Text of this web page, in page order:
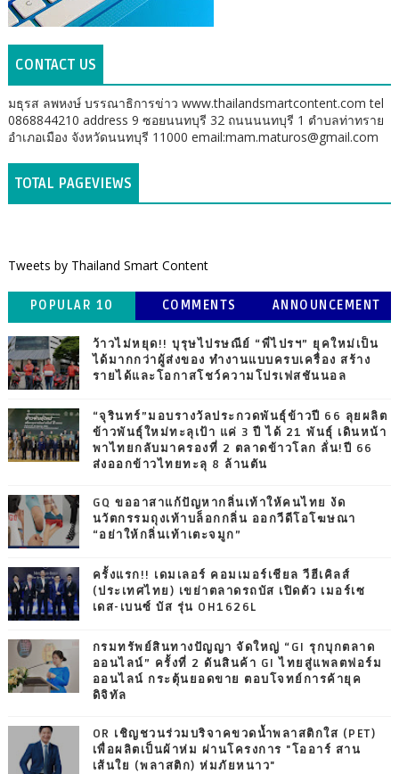
CONTACT US
มธุรส ลพหงษ์ บรรณาธิการข่าว www.thailandsmartcontent.com tel
0868844210 address 9 ซอยนนทบุรี 32 ถนนนนทบุรี 1 ตำบลท่าทราย
อำเภอเมือง จังหวัดนนทบุรี 11000 email:mam.maturos@gmail.com
TOTAL PAGEVIEWS
Tweets by Thailand Smart Content
POPULAR 10 COMMENTS ANNOUNCEMENT
ว้าวไม่หยุด!! บุรุษไปรษณีย์ “พี่ไปรฯ” ยุคใหม่เป็น
ได้มากกว่าผู้ส่งของ ทำงานแบบครบเครื่อง สร้าง
รายได้และโอกาสโชว์ความโปรเฟสชันนอล
“จุรินทร์”มอบรางวัลประกวดพันธุ์ข้าวปี 66 ลุยผลิต
ข้าวพันธุ์ใหม่ทะลุเป้า แค่ 3 ปี ได้ 21 พันธุ์ เดินหน้า
พาไทยกลับมาครองที่ 2 ตลาดข้าวโลก ลั่น!ปี 66
ส่งออกข้าวไทยทะลุ 8 ล้านตัน
GQ ขออาสาแก้ปัญหากลิ่นเท้าให้คนไทย งัด
นวัตกรรมถุงเท้าบล็อกกลิ่น ออกวีดีโอโฆษณา
“อย่าให้กลิ่นเท้าเตะจมูก”
ครั้งแรก!! เดมเลอร์ คอมเมอร์เชียล วีฮีเคิลส์
(ประเทศไทย) เขย่าตลาดรถบัส เปิดตัว เมอร์เซ
เดส-เบนซ์ บัส รุ่น OH1626L
กรมทรัพย์สินทางปัญญา จัดใหญ่ “GI รุกบุกตลาด
ออนไลน์” ครั้งที่ 2 ดันสินค้า GI ไทยสู่แพลตฟอร์ม
ออนไลน์ กระตุ้นยอดขาย ตอบโจทย์การค้ายุค
ดิจิทัล
OR เชิญชวนร่วมบริจาคขวดน้ำพลาสติกใส (PET)
เพื่อผลิตเป็นผ้าห่ม ผ่านโครงการ "โออาร์ สาน
เส้นใย (พลาสติก) ห่มภัยหนาว"